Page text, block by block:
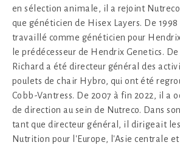
en sélection animale, il a rejoint
que généticien de Hisex Layers. De
travaillé comme généticien pour
le prédécesseur de Hendrix Genetics.
Richard a été directeur général des
poulets de chair Hybro, qui ont été
Cobb-Vantress. De 2007 à fin 2022, il a
de direction au sein de Nutreco. Dans
tant que directeur général, il dirigeait
Nutrition pour l'Europe, l'Asie centrale